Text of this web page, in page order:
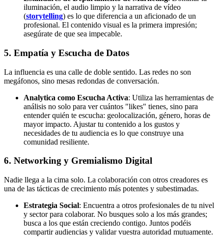
iluminación, el audio limpio y la narrativa de vídeo
(storytelling) es lo que diferencia a un aficionado de un
profesional. El contenido visual es la primera impresión;
asegúrate de que sea impecable.
5. Empatía y Escucha de Datos
La influencia es una calle de doble sentido. Las redes no son
megáfonos, sino mesas redondas de conversación.
Analytica como Escucha Activa: Utiliza las herramientas de
análisis no solo para ver cuántos "likes" tienes, sino para
entender quién te escucha: geolocalización, género, horas de
mayor impacto. Ajustar tu contenido a los gustos y
necesidades de tu audiencia es lo que construye una
comunidad resiliente.
6. Networking y Gremialismo Digital
Nadie llega a la cima solo. La colaboración con otros creadores es
una de las tácticas de crecimiento más potentes y subestimadas.
Estrategia Social: Encuentra a otros profesionales de tu nivel
y sector para colaborar. No busques solo a los más grandes;
busca a los que están creciendo contigo. Juntos podéis
compartir audiencias y validar vuestra autoridad mutuamente.